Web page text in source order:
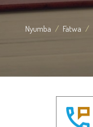
Nyumba Fatwa